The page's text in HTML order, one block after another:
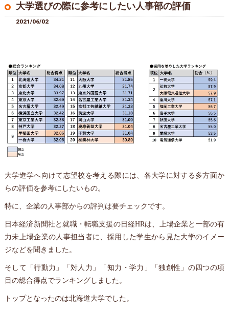
大学選びの際に参考にしたい人事部の評価
2021/06/02
大学進学へ向けて志望校を考える際には、各大学に対する多方面か
らの評価を参考にしたいもの。
特に、企業の人事部からの評判は要チェックです。
日本経済新聞社と就職・転職支援の日経HRは、上場企業と一部の有
力未上場企業の人事担当者に、採用した学生から見た大学のイメー
ジなどを聞きました。
そして「行動力」「対人力」「知力・学力」「独創性」の四つの項
目の総合得点でランキングしました。
トップとなったのは北海道大学でした。